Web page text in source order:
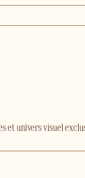
et univers visuel